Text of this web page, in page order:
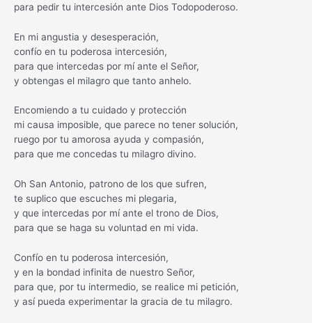
para pedir tu intercesión ante Dios Todopoderoso.
En mi angustia y desesperación,
confío en tu poderosa intercesión,
para que intercedas por mí ante el Señor,
y obtengas el milagro que tanto anhelo.
Encomiendo a tu cuidado y protección
mi causa imposible, que parece no tener solución,
ruego por tu amorosa ayuda y compasión,
para que me concedas tu milagro divino.
Oh San Antonio, patrono de los que sufren,
te suplico que escuches mi plegaria,
y que intercedas por mí ante el trono de Dios,
para que se haga su voluntad en mi vida.
Confío en tu poderosa intercesión,
y en la bondad infinita de nuestro Señor,
para que, por tu intermedio, se realice mi petición,
y así pueda experimentar la gracia de tu milagro.